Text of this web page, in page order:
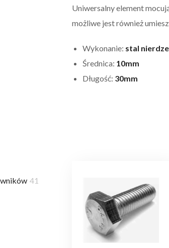
Uniwersalny element
możliwe jest również
Wykonanie: stal
Średnica: 10mm
Długość: 30mm
41